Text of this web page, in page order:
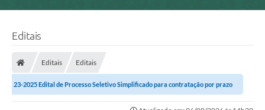
Editais
Editais Editais
23-2025 Edital de Processo Seletivo Simplificado para contratação por prazo